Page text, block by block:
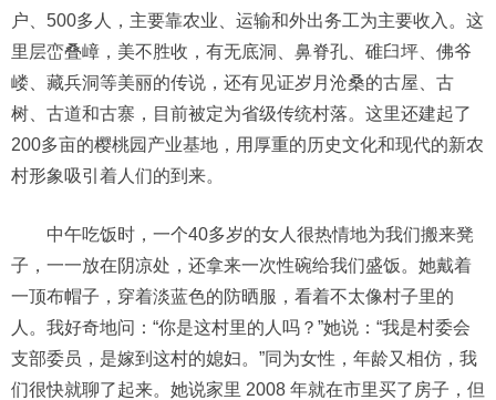
户、500多人，主要靠农业、运输和外出务工为主要收入。这
里层峦叠嶂，美不胜收，有无底洞、鼻脊孔、碓臼坪、佛爷
嵝、藏兵洞等美丽的传说，还有见证岁月沧桑的古屋、古
树、古道和古寨，目前被定为省级传统村落。这里还建起了
200多亩的樱桃园产业基地，用厚重的历史文化和现代的新农
村形象吸引着人们的到来。
中午吃饭时，一个40多岁的女人很热情地为我们搬来凳
子，一一放在阴凉处，还拿来一次性碗给我们盛饭。她戴着
一顶布帽子，穿着淡蓝色的防晒服，看着不太像村子里的
人。我好奇地问：“你是这村里的人吗？”她说：“我是村委会
支部委员，是嫁到这村的媳妇。”同为女性，年龄又相仿，我
们很快就聊了起来。她说家里 2008 年就在市里买了房子，但